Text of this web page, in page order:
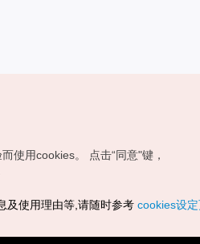
局版权所有
使用cookies。
点击“同意"键，
及使用理由等,请随时参考 cookies设